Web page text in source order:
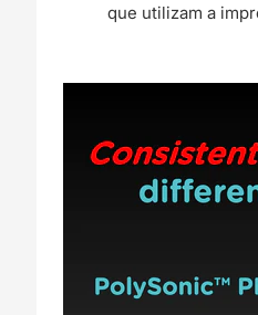
que utilizam a